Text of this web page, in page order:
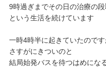
アクセス
9時過ぎまでその日の治療の段
という生活を続けています
一時4時半に起きていたので
さすがにきついのと
結局始発バスを待つはめにな